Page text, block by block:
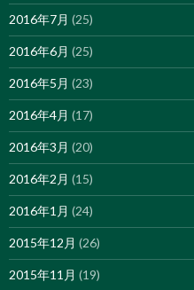
2016年7月 (25)
2016年6月 (25)
2016年5月 (23)
2016年4月 (17)
2016年3月 (20)
2016年2月 (15)
2016年1月 (24)
2015年12月 (26)
2015年11月 (19)